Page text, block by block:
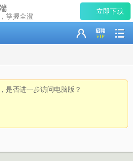
掌握全澄
立即下载
是否进一步访问电脑版？